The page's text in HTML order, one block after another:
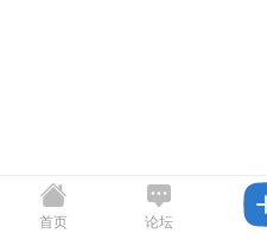
首页 论坛